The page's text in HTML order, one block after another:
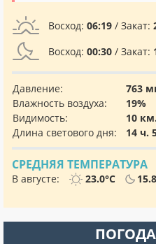
Восход: 06:19 / Закат:
Восход: 00:30 / Закат:
Давление:
763
Влажность воздуха:
19%
Видимость:
10 км.
Длина светового дня:
14 ч.
СРЕДНЯЯ ТЕМПЕРАТУРА
В августе: 23.0°C